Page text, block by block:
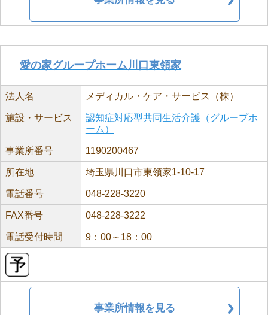
愛の家グループホーム川口東領家
法人名 メディカル・ケア・サービス（株）
施設・サービス
認知症対応型共同生活介護（グループホ
ーム）
事業所番号 1190200467
所在地 埼玉県川口市東領家1-10-17
電話番号 048-228-3220
FAX番号 048-228-3222
電話受付時間 9：00～18：00
事業所情報を見る